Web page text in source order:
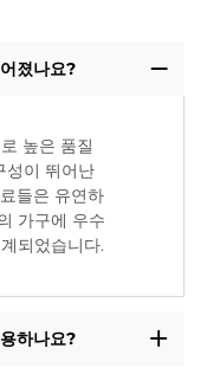
졌나요?
높은 품질
성이 뛰어난
들은 유연하
가구에 우수
되었습니다.
하나요?